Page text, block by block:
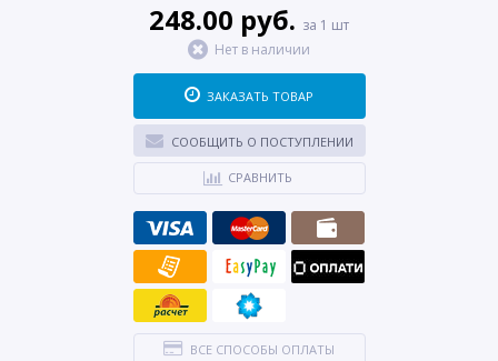
248.00 руб. за 1 шт
Нет в наличии
ЗАКАЗАТЬ ТОВАР
СООБЩИТЬ О ПОСТУПЛЕНИИ
СРАВНИТЬ
ВСЕ СПОСОБЫ ОПЛАТЫ